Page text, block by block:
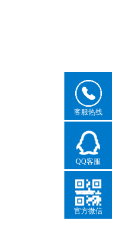
客服热线
QQ客服
官方微信